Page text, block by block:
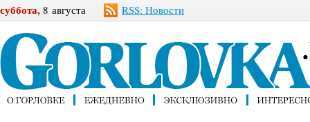
суббота, 8 августа RSS: Новости